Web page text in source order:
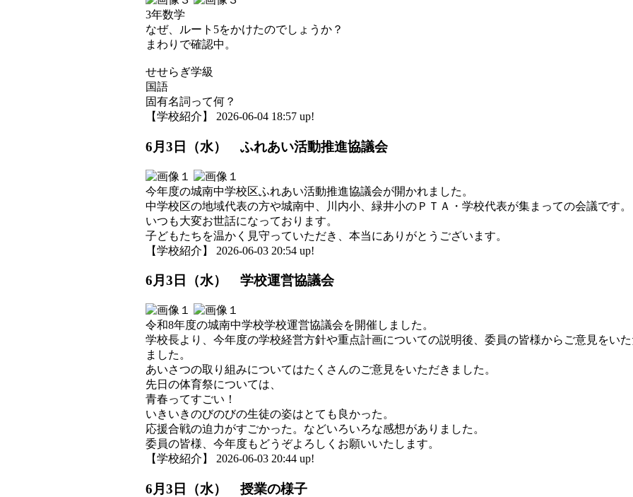
3年数学
なぜ、ルート5をかけたのでしょうか？
まわりで確認中。
せせらぎ学級
国語
固有名詞って何？
【学校紹介】 2026-06-04 18:57 up!
6月3日（水） ふれあい活動推進協議会
今年度の城南中学校区ふれあい活動推進協議会が開かれました。
中学校区の地域代表の方や城南中、川内小、緑井小のＰＴＡ・学校代表が集まっての会議です。
いつも大変お世話になっております。
子どもたちを温かく見守っていただき、本当にありがとうございます。
【学校紹介】 2026-06-03 20:54 up!
6月3日（水） 学校運営協議会
令和8年度の城南中学校学校運営協議会を開催しました。
学校長より、今年度の学校経営方針や重点計画についての説明後、委員の皆様からご意見をい
ました。
あいさつの取り組みについてはたくさんのご意見をいただきました。
先日の体育祭については、
青春ってすごい！
いきいきのびのびの生徒の姿はとても良かった。
応援合戦の迫力がすごかった。などいろいろな感想がありました。
委員の皆様、今年度もどうぞよろしくお願いいたします。
【学校紹介】 2026-06-03 20:44 up!
6月3日（水） 授業の様子